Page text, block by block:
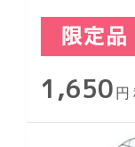
ロックキ
1,650 円